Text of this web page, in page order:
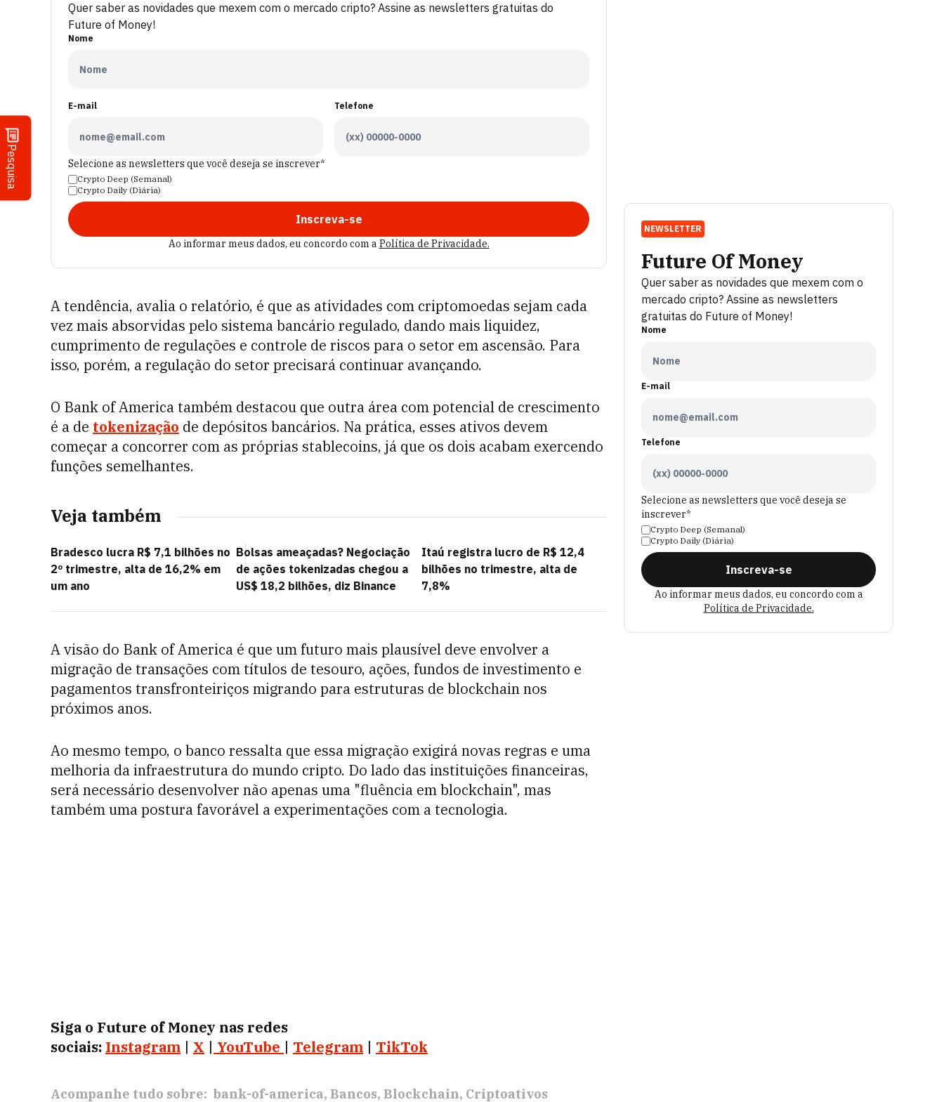
Pesquisa
Quer saber as novidades que mexem com o mercado cripto? Assine as newsletters gratuitas do
Future of Money!
Nome
E-mail Telefone
Selecione as newsletters que você deseja se inscrever*
Crypto Deep (Semanal)
Crypto Daily (Diária)
Inscreva-se
Ao informar meus dados, eu concordo com a Política de Privacidade.
A tendência, avalia o relatório, é que as atividades com criptomoedas sejam cada
vez mais absorvidas pelo sistema bancário regulado, dando mais liquidez,
cumprimento de regulações e controle de riscos para o setor em ascensão. Para
isso, porém, a regulação do setor precisará continuar avançando.
O Bank of America também destacou que outra área com potencial de crescimento
é a de tokenização de depósitos bancários. Na prática, esses ativos devem
começar a concorrer com as próprias stablecoins, já que os dois acabam exercendo
funções semelhantes.
Veja também
Bradesco lucra R$ 7,1 bilhões no
2º trimestre, alta de 16,2% em
um ano
Bolsas ameaçadas? Negociação
de ações tokenizadas chegou a
US$ 18,2 bilhões, diz Binance
Itaú registra lucro de R$ 12,4
bilhões no trimestre, alta de
7,8%
A visão do Bank of America é que um futuro mais plausível deve envolver a
migração de transações com títulos de tesouro, ações, fundos de investimento e
pagamentos transfronteiriços migrando para estruturas de blockchain nos
próximos anos.
Ao mesmo tempo, o banco ressalta que essa migração exigirá novas regras e uma
melhoria da infraestrutura do mundo cripto. Do lado das instituições financeiras,
será necessário desenvolver não apenas uma "fluência em blockchain", mas
também uma postura favorável a experimentações com a tecnologia.
Siga o Future of Money nas redes
sociais: Instagram | X | YouTube | Telegram | TikTok
Acompanhe tudo sobre: bank-of-america Bancos Blockchain Criptoativos
NEWSLETTER
Future Of Money
Quer saber as novidades que mexem com o
mercado cripto? Assine as newsletters
gratuitas do Future of Money!
Nome
E-mail
Telefone
Selecione as newsletters que você deseja se
inscrever*
Crypto Deep (Semanal)
Crypto Daily (Diária)
Inscreva-se
Ao informar meus dados, eu concordo com a
Política de Privacidade.